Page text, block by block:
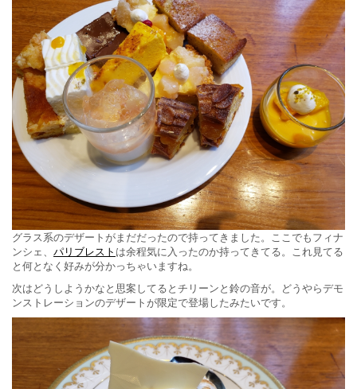
グラス系のデザートがまだだったので持ってきました。ここでもフィナ
ンシェ、 パリブレスト は余程気に入ったのか持ってきてる。これ見てる
と何となく好みが分かっちゃいますね。
次はどうしようかなと思案してるとチリーンと鈴の音が。どうやらデモ
ンストレーションのデザートが限定で登場したみたいです。